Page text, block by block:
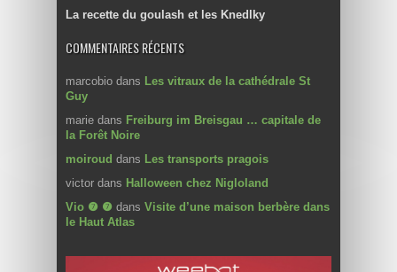
La recette du goulash et les Knedlky
COMMENTAIRES RÉCENTS
marcobio dans Les vitraux de la cathédrale St
Guy
marie dans Freiburg im Breisgau … capitale de
la Forêt Noire
moiroud dans Les transports pragois
victor dans Halloween chez Nigloland
Vio ❼ ❼ dans Visite d’une maison berbère dans
le Haut Atlas